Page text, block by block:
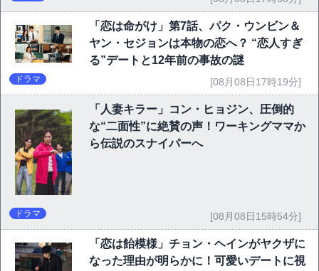
「恋は命がけ」第7話、パク・ウンビン＆
ヤン・セジョンは本物の恋へ？ “恋人すぎ
る”デートと12年前の事故の謎
ドラマ [08月08日17時19分]
「人妻キラー」コン・ヒョジン、圧倒的
な“二面性”に絶賛の声！ワーキングママか
ら伝説のスナイパーへ
ドラマ [08月08日15時54分]
「恋は飴模様」チョン・ヘインがヤクザに
なった理由が明らかに！可愛いデートに視